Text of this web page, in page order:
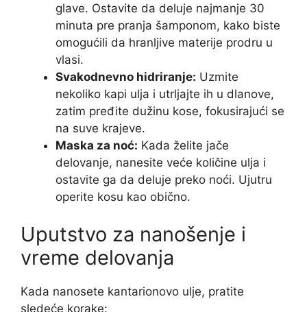
glave. Ostavite da deluje najmanje 30
minuta pre pranja šamponom, kako biste
omogućili da hranljive materije prodru u
vlasi.
Svakodnevno hidriranje: Uzmite
nekoliko kapi ulja i utrljajte ih u dlanove,
zatim pređite dužinu kose, fokusirajući se
na suve krajeve.
Maska za noć: Kada želite jače
delovanje, nanesite veće količine ulja i
ostavite ga da deluje preko noći. Ujutru
operite kosu kao obično.
Uputstvo za nanošenje i
vreme delovanja
Kada nanosete kantarionovo ulje, pratite
sledeće korake: